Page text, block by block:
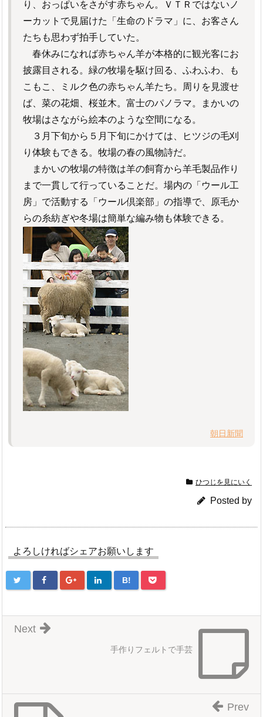
り、おっぱいをさがす赤ちゃん。ＶＴＲではないノ
ーカットで見届けた「生命のドラマ」に、お客さん
たちも思わず拍手していた。
春休みになれば赤ちゃん羊が本格的に観光客にお
披露目される。緑の牧場を駆け回る、ふわふわ、も
こもこ、ミルク色の赤ちゃん羊たち。周りを見渡せ
ば、菜の花畑、桜並木。富士のパノラマ。まかいの
牧場はさながら絵本のような空間になる。
３月下旬から５月下旬にかけては、ヒツジの毛刈
り体験もできる。牧場の春の風物詩だ。
まかいの牧場の特徴は羊の飼育から羊毛製品作り
まで一貫して行っていることだ。場内の「ウール工
房」で活動する「ウール倶楽部」の指導で、原毛か
らの糸紡ぎや冬場は簡単な編み物も体験できる。
朝日新聞
ひつじを見にいく
Posted by
よろしければシェアお願いします
B!
手作りフェルトで手芸
Next
Prev